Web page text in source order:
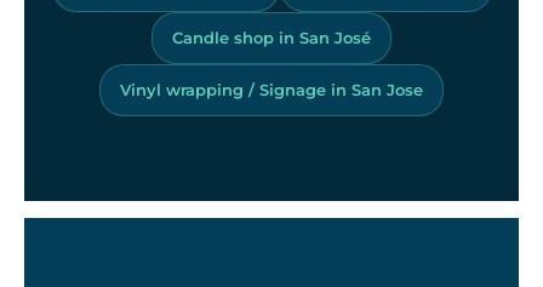
Candle shop in San José
Vinyl wrapping / Signage in San Jose